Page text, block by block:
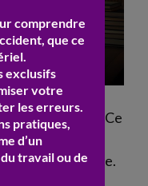
sur des
Dintilhac. Ce
en postes
complète.